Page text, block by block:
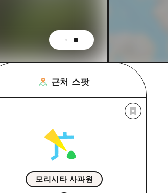
근처 스팟
모리시타 사과원